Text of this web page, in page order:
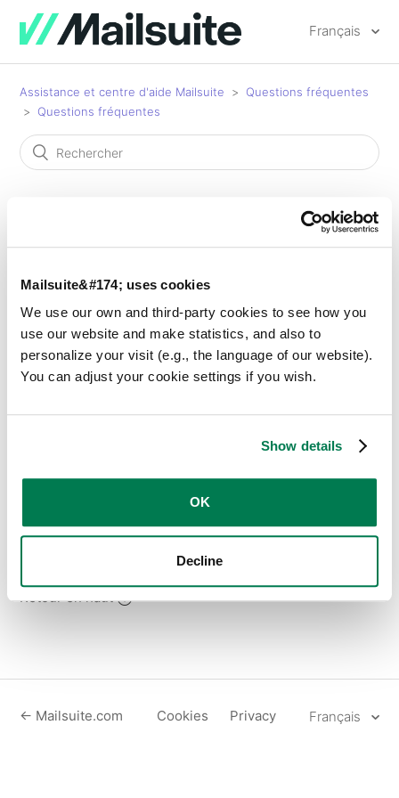
Mailsuite&#174; uses cookies
We use our own and third-party cookies to see how you
use our website and make statistics, and also to
personalize your visit (e.g., the language of our website).
You can adjust your cookie settings if you wish.
Show details
OK
Decline
Français
Assistance et centre d'aide Mailsuite
Questions fréquentes
Questions fréquentes
fonctionne avec les emails
programmés pour un
Oui, Mailtrack peut tracker les emails envoyés via la
fonctionnalité d'envoi programmé de Gmail.
Retour en haut
← Mailsuite.com Cookies Privacy Français